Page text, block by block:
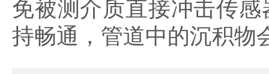
免被测介质直接冲击传
持畅通，管道中的沉积物